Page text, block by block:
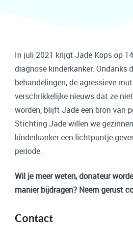
In juli 2021 krijgt Jade Kops op
diagnose kinderkanker. Ondanks
behandelingen, de agressieve
verschrikkelijke nieuws dat ze
worden, blijft Jade een bron van
Stichting Jade willen we
kinderkanker een lichtpuntje
periode.
Wil je meer weten, donateur
manier bijdragen? Neem gerust
Contact